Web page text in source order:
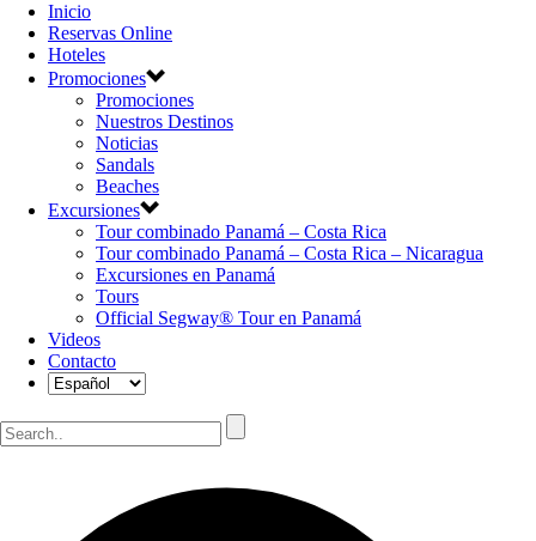
Inicio
Reservas Online
Hoteles
Promociones
Promociones
Nuestros Destinos
Noticias
Sandals
Beaches
Excursiones
Tour combinado Panamá – Costa Rica
Tour combinado Panamá – Costa Rica – Nicaragua
Excursiones en Panamá
Tours
Official Segway® Tour en Panamá
Videos
Contacto